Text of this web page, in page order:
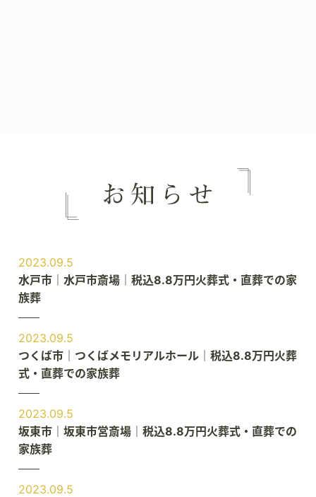
2023.09.5
水戸市｜水戸市斎場｜税込8.8万円火葬式・直葬での家
族葬
2023.09.5
つくば市｜つくばメモリアルホール｜税込8.8万円火葬
式・直葬での家族葬
2023.09.5
坂東市｜坂東市営斎場｜税込8.8万円火葬式・直葬での
家族葬
2023.09.5